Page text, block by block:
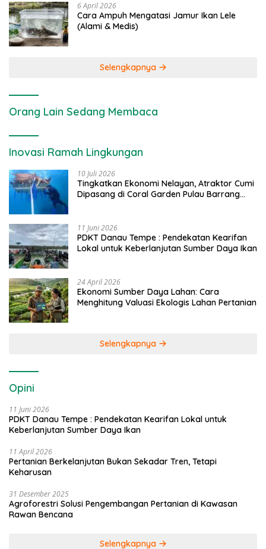
6 April 2026
Cara Ampuh Mengatasi Jamur Ikan Lele
(Alami & Medis)
Selengkapnya
Orang Lain Sedang Membaca
Inovasi Ramah Lingkungan
10 Juli 2026
Tingkatkan Ekonomi Nelayan, Atraktor Cumi
Dipasang di Coral Garden Pulau Barrang
11 Juni 2026
PDKT Danau Tempe : Pendekatan Kearifan
Lokal untuk Keberlanjutan Sumber Daya Ikan
24 April 2026
Ekonomi Sumber Daya Lahan: Cara
Menghitung Valuasi Ekologis Lahan Pertanian
Selengkapnya
Opini
11 Juni 2026
PDKT Danau Tempe : Pendekatan Kearifan Lokal untuk
Keberlanjutan Sumber Daya Ikan
11 April 2026
Pertanian Berkelanjutan Bukan Sekadar Tren, Tetapi
Keharusan
31 Desember 2025
Agroforestri Solusi Pengembangan Pertanian di Kawasan
Rawan Bencana
Selengkapnya